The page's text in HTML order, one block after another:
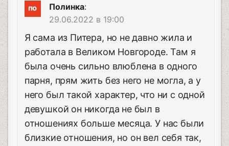
Полинка:
29.06.2022 в 19:00
Я сама из Питера, но не давно жила и
работала в Великом Новгороде. Там я
была очень сильно влюблена в одного
парня, прям жить без него не могла, а у
него был такой характер, что ни с одной
девушкой он никогда не был в
отношениях больше месяца. У нас были
близкие отношения, но он вел себя так,